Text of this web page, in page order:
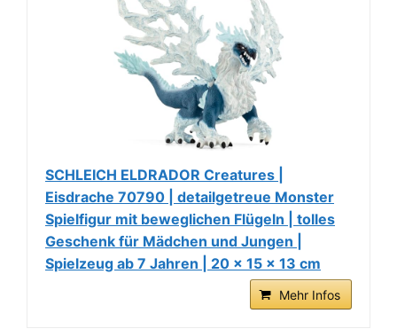
SCHLEICH ELDRADOR Creatures |
Eisdrache 70790 | detailgetreue Monster
Spielfigur mit beweglichen Flügeln | tolles
Geschenk für Mädchen und Jungen |
Spielzeug ab 7 Jahren | 20 x 15 x 13 cm
Mehr Infos